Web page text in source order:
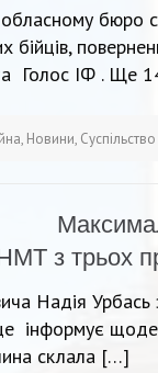
бюро
бійців,
Голос ІФ . Ще
, Новини, Суспільство
з трьох
Надія Урбась
інформує
склала […]